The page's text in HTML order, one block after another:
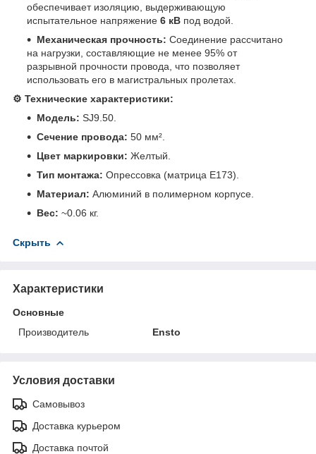
обеспечивает изоляцию, выдерживающую
испытательное напряжение 6 кВ под водой.
Механическая прочность: Соединение рассчитано
на нагрузки, составляющие не менее 95% от
разрывной прочности провода, что позволяет
использовать его в магистральных пролетах.
⚙️ Технические характеристики:
Модель: SJ9.50.
Сечение провода: 50 мм².
Цвет маркировки: Желтый.
Тип монтажа: Опрессовка (матрица E173).
Материал: Алюминий в полимерном корпусе.
Вес: ~0.06 кг.
Скрыть
Характеристики
Основные
Производитель
Ensto
Условия доставки
Самовывоз
Доставка курьером
Доставка почтой